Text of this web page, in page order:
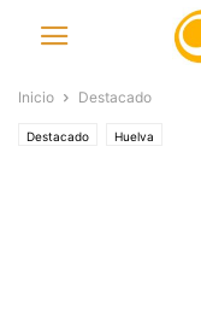
Inicio Destacado
Destacado Huelva